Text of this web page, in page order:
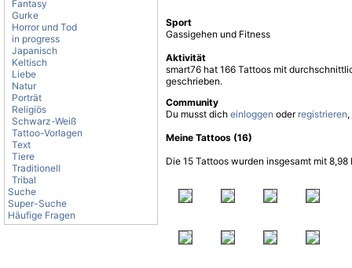
Fantasy
Gurke
Horror und Tod
in progress
Japanisch
Keltisch
Liebe
Natur
Porträt
Religiös
Schwarz-Weiß
Tattoo-Vorlagen
Text
Tiere
Traditionell
Tribal
Suche
Super-Suche
Häufige Fragen
Sport
Gassigehen und Fitness
Aktivität
smart76 hat 166 Tattoos mit
geschrieben.
Community
Du musst dich einloggen oder registrieren
Meine Tattoos (16)
Die 15 Tattoos wurden insgesamt mit 8,98